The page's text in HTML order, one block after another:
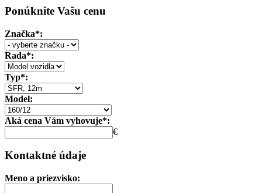
Ponúknite Vašu cenu
Značka*:
Rada*:
Typ*:
Model:
Aká cena Vám vyhovuje*:
€
Kontaktné údaje
Meno a priezvisko: